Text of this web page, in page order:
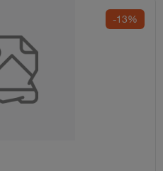
-13%